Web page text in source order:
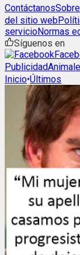
Contáctanos
del sitio web
servicioNormas
Síguenos en
Publicidad
Inicio•Últimos